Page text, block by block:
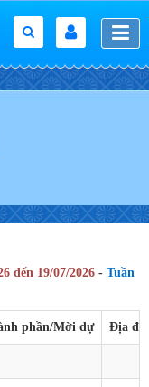
đến 19/07/2026 - Tuần
phần/Mời dự Địa